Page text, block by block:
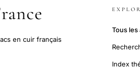
en cuir français
Tous
Index